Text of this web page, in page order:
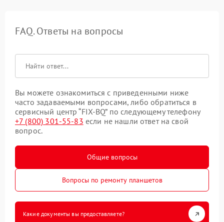
FAQ. Ответы на вопросы
Вы можете ознакомиться с приведенными ниже
часто задаваемыми вопросами, либо обратиться в
сервисный центр “FIX-BQ” по следующему телефону
+7 (800) 301-55-83 если не нашли ответ на свой
вопрос.
Общие вопросы
Вопросы по ремонту планшетов
Какие документы вы предоставляете?